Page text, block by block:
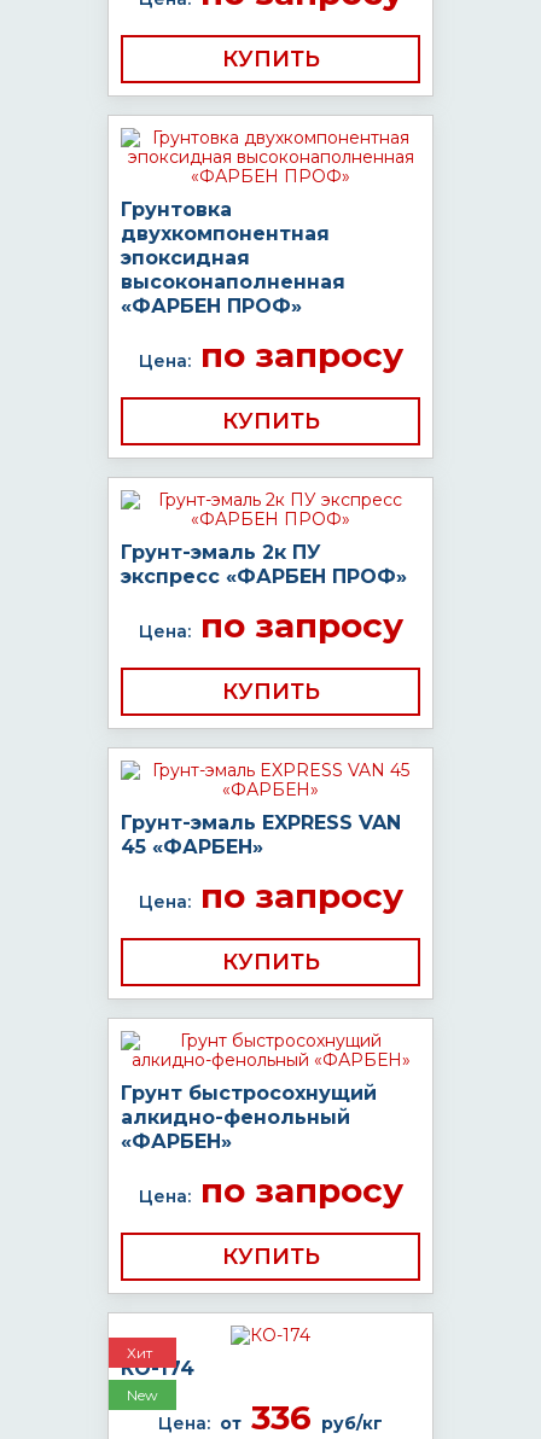
КУПИТЬ
Грунтовка
двухкомпонентная
эпоксидная
высоконаполненная
«ФАРБЕН ПРОФ»
Цена:по запросу
КУПИТЬ
Грунт-эмаль 2к ПУ
экспресс «ФАРБЕН ПРОФ»
Цена:по запросу
КУПИТЬ
Грунт-эмаль EXPRESS VAN
45 «ФАРБЕН»
Цена:по запросу
КУПИТЬ
Грунт быстросохнущий
алкидно-фенольный
«ФАРБЕН»
Цена:по запросу
КУПИТЬ
Хит
New
КО-174
Цена: от 336 руб/кг